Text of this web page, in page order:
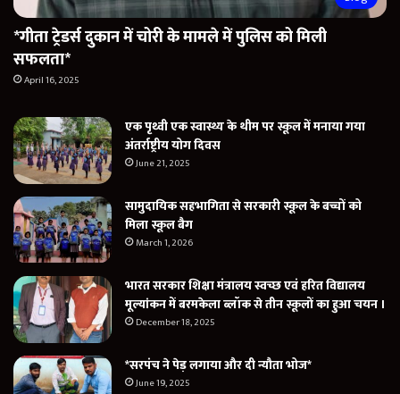
*गीता ट्रेडर्स दुकान में चोरी के मामले में पुलिस को मिली
सफलता*
April 16, 2025
एक पृथ्वी एक स्वास्थ्य के थीम पर स्कूल में मनाया गया
अंतर्राष्ट्रीय योग दिवस
June 21, 2025
सामुदायिक सहभागिता से सरकारी स्कूल के बच्चों को
मिला स्कूल बैग
March 1, 2026
भारत सरकार शिक्षा मंत्रालय स्वच्छ एवं हरित विद्यालय
मूल्यांकन में बरमकेला ब्लॉक से तीन स्कूलों का हुआ चयन ।
December 18, 2025
*सरपंच ने पेड़ लगाया और दी न्यौता भोज*
June 19, 2025